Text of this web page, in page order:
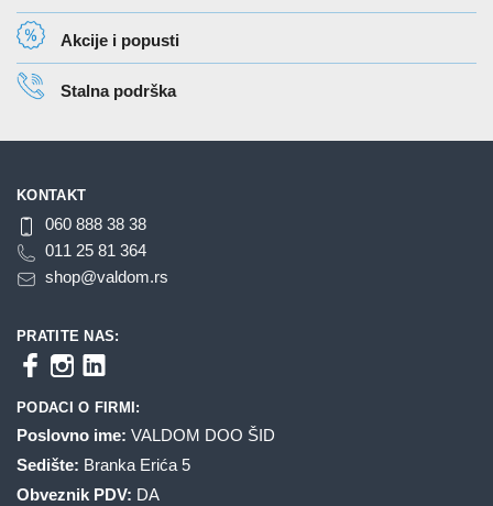
Akcije i popusti
Stalna podrška
KONTAKT
060 888 38 38
011 25 81 364
shop@valdom.rs
PRATITE NAS:
PODACI O FIRMI:
Poslovno ime: VALDOM DOO ŠID
Sedište: Branka Erića 5
Obveznik PDV: DA